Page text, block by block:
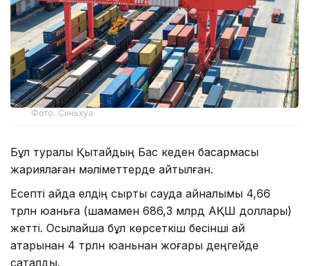
Фото: Синьхуа
Бұл туралы Қытайдың Бас кеден басқармасы
жариялаған мәліметтерде айтылған.
Есепті айда елдің сыртқы сауда айналымы 4,66
трлн юаньға (шамамен 686,3 млрд АҚШ доллары)
жетті. Осылайша бұл көрсеткіш бесінші ай
қатарынан 4 трлн юаньнан жоғары деңгейде
сақталды.